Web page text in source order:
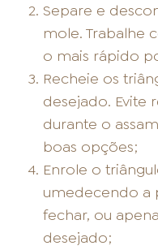
Separe e
mole. Trabalhe
o mais rápido
Recheie os
desejado. Evite
durante o
boas opções;
Enrole o
umedecendo a
fechar, ou
desejado;